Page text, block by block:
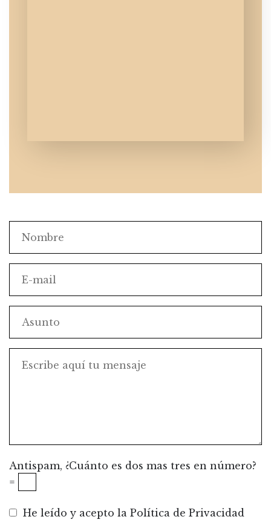
Antispam, ¿Cuánto es dos mas tres en número?
=
He leído y acepto la Política de Privacidad